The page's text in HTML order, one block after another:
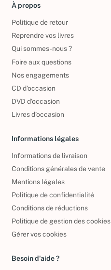
À propos
Politique de retour
Reprendre vos livres
Qui sommes-nous ?
Foire aux questions
Nos engagements
CD d'occasion
DVD d'occasion
Livres d’occasion
Informations légales
Informations de livraison
Conditions générales de vente
Mentions légales
Politique de confidentialité
Conditions de réductions
Politique de gestion des cookies
Gérer vos cookies
Besoin d'aide ?